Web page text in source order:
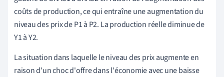
coûts de production, ce qui entraîne une augmentation du
niveau des prix de P1 à P2. La production réelle diminue de
Y1 à Y2.
La situation dans laquelle le niveau des prix augmente en
raison d'un choc d'offre dans l'économie avec une baisse